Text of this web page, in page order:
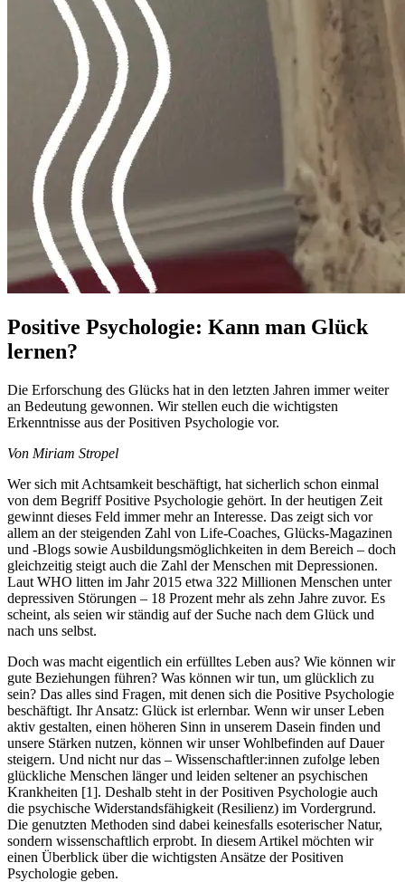
Positive Psychologie: Kann man Glück
lernen?
Die Erforschung des Glücks hat in den letzten Jahren immer weiter
an Bedeutung gewonnen. Wir stellen euch die wichtigsten
Erkenntnisse aus der Positiven Psychologie vor.
Von Miriam Stropel
Wer sich mit Achtsamkeit beschäftigt, hat sicherlich schon einmal
von dem Begriff Positive Psychologie gehört. In der heutigen Zeit
gewinnt dieses Feld immer mehr an Interesse. Das zeigt sich vor
allem an der steigenden Zahl von Life-Coaches, Glücks-Magazinen
und -Blogs sowie Ausbildungsmöglichkeiten in dem Bereich – doch
gleichzeitig steigt auch die Zahl der Menschen mit Depressionen.
Laut WHO litten im Jahr 2015 etwa 322 Millionen Menschen unter
depressiven Störungen – 18 Prozent mehr als zehn Jahre zuvor. Es
scheint, als seien wir ständig auf der Suche nach dem Glück und
nach uns selbst.
Doch was macht eigentlich ein erfülltes Leben aus? Wie können wir
gute Beziehungen führen? Was können wir tun, um glücklich zu
sein? Das alles sind Fragen, mit denen sich die Positive Psychologie
beschäftigt. Ihr Ansatz: Glück ist erlernbar. Wenn wir unser Leben
aktiv gestalten, einen höheren Sinn in unserem Dasein finden und
unsere Stärken nutzen, können wir unser Wohlbefinden auf Dauer
steigern. Und nicht nur das – Wissenschaftler:innen zufolge leben
glückliche Menschen länger und leiden seltener an psychischen
Krankheiten [1]. Deshalb steht in der Positiven Psychologie auch
die psychische Widerstandsfähigkeit (Resilienz) im Vordergrund.
Die genutzten Methoden sind dabei keinesfalls esoterischer Natur,
sondern wissenschaftlich erprobt. In diesem Artikel möchten wir
einen Überblick über die wichtigsten Ansätze der Positiven
Psychologie geben.